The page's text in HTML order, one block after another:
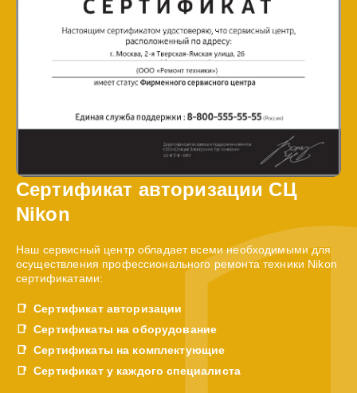
Сертификат авторизации СЦ
Nikon
Наш сервисный центр обладает всеми необходимыми для
осуществления профессионального ремонта техники Nikon
сертификатами:
Сертификат авторизации
Сертификаты на оборудование
Сертификаты на комплектующие
Сертификат у каждого специалиста